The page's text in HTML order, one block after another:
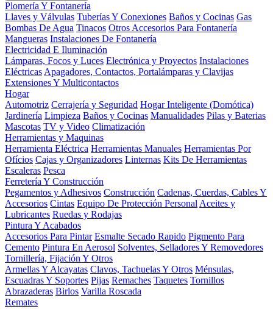
Plomería Y Fontanería
Llaves y Válvulas Tuberías Y Conexiones Baños y Cocinas Gas
Bombas De Agua Tinacos Otros Accesorios Para Fontanería
Mangueras Instalaciones De Fontanería
Electricidad E Iluminación
Lámparas, Focos y Luces Electrónica y Proyectos Instalaciones
Eléctricas Apagadores, Contactos, Portalámparas y Clavijas
Extensiones Y Multicontactos
Hogar
Automotriz Cerrajería y Seguridad Hogar Inteligente (Domótica)
Jardinería Limpieza Baños y Cocinas Manualidades Pilas y Baterias
Mascotas TV y Video Climatización
Herramientas y Maquinas
Herramienta Eléctrica Herramientas Manuales Herramientas Por
Ofícios Cajas y Organizadores Linternas Kits De Herramientas
Escaleras Pesca
Ferretería Y Construcción
Pegamentos y Adhesivos Construcción Cadenas, Cuerdas, Cables Y
Accesorios Cintas Equipo De Protección Personal Aceites y
Lubricantes Ruedas y Rodajas
Pintura Y Acabados
Accesorios Para Pintar Esmalte Secado Rapido Pigmento Para
Cemento Pintura En Aerosol Solventes, Selladores Y Removedores
Tornillería, Fijación Y Otros
Armellas Y Alcayatas Clavos, Tachuelas Y Otros Ménsulas,
Escuadras Y Soportes Pijas Remaches Taquetes Tornillos
Abrazaderas Birlos Varilla Roscada
Remates